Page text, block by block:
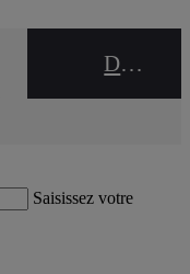
DEALER NAME
Saisissez votre